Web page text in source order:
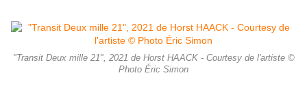
"Transit Deux mille 21", 2021 de Horst HAACK - Courtesy de l'artiste ©
Photo Éric Simon